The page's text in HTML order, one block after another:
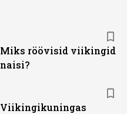
Miks röövisid viikingid
naisi?
Viikingikuningas